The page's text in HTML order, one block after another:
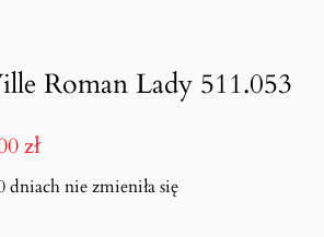
Roman Lady 511.053
zł
dniach nie zmieniła się